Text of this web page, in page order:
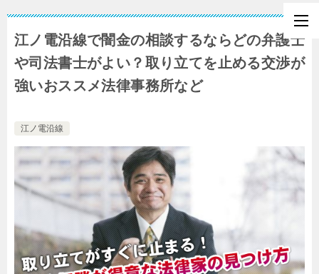
江ノ電沿線で闇金の相談するならどの弁護士
や司法書士がよい？取り立てを止める交渉が
強いおススメ法律事務所など
江ノ電沿線